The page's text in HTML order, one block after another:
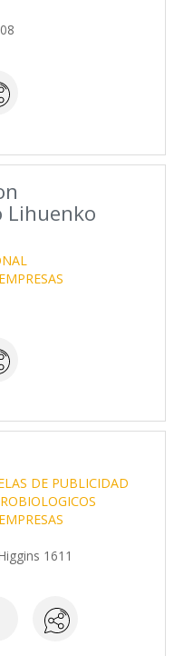
Lihuenko
DE PUBLICIDAD
1611